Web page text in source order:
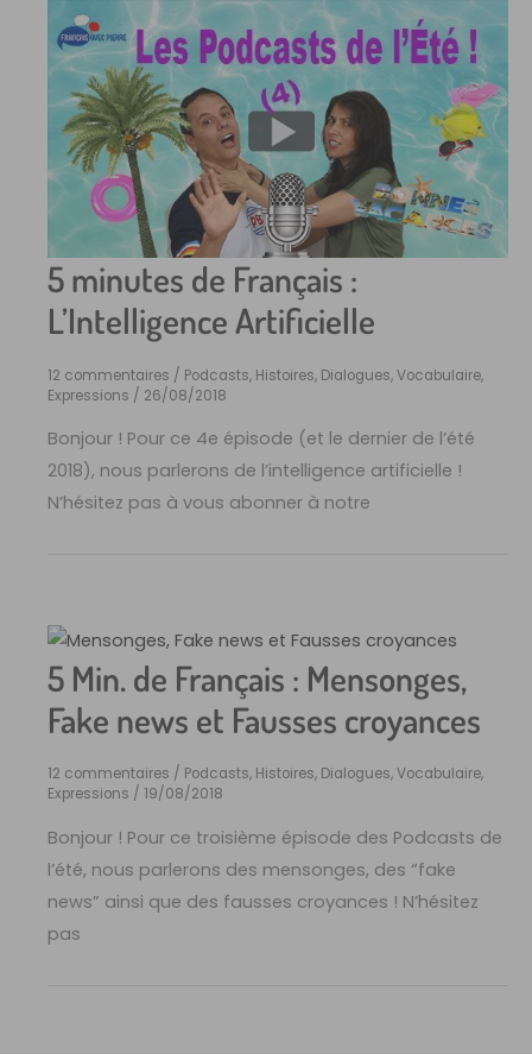
5 minutes de Français :
L’Intelligence Artificielle
12 commentaires / Podcasts, Histoires, Dialogues,Vocabulaire,
Expressions / 26/08/2018
Bonjour ! Pour ce 4e épisode (et le dernier de l’été
2018), nous parlerons de l’intelligence artificielle !
N’hésitez pas à vous abonner à notre
5 Min. de Français : Mensonges,
Fake news et Fausses croyances
12 commentaires / Podcasts, Histoires, Dialogues,Vocabulaire,
Expressions / 19/08/2018
Bonjour ! Pour ce troisième épisode des Podcasts de
l’été, nous parlerons des mensonges, des “fake
news” ainsi que des fausses croyances ! N’hésitez
pas